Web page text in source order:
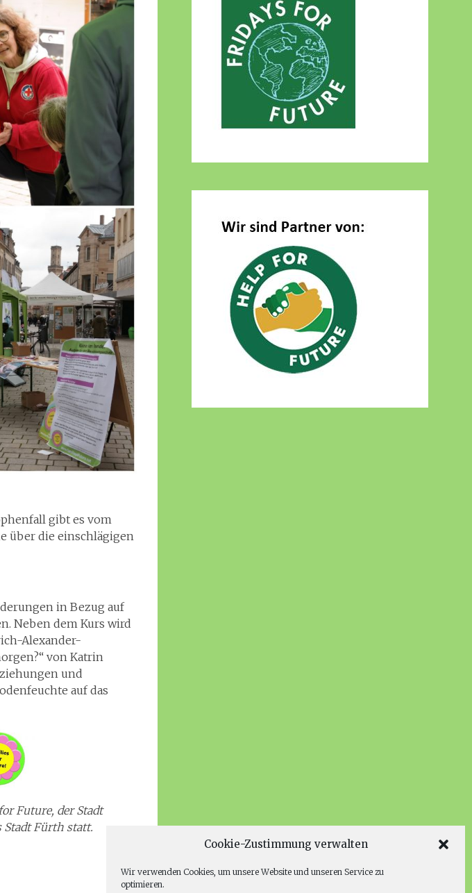
Cookie-Zustimmung verwalten
Wir verwenden Cookies, um unsere Website und unseren Service zu
optimieren.
gibt es vom
über die einschlägigen
in Bezug auf
Neben dem Kurs wird
Alexander-
von Katrin
und
auf das
Future, der Stadt
Stadt Fürth statt.